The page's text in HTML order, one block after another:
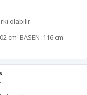
olabilir.
cm BASEN :116 cm